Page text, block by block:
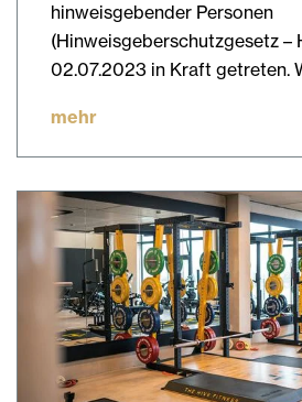
hinweisgebender Personen
(Hinweisgeberschutzgesetz –
02.07.2023 in Kraft getreten.
mehr